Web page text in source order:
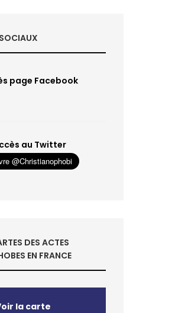
page Facebook
au Twitter
DES ACTES
EN FRANCE
la carte